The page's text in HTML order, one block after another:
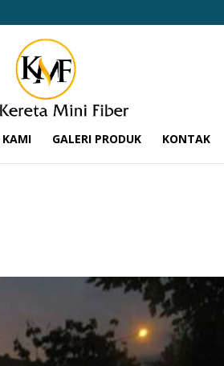
KAMI GALERI PRODUK KONTAK